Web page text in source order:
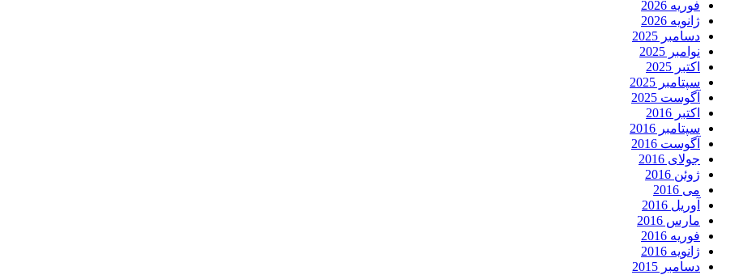
فوریه 2026
ژانویه 2026
دسامبر 2025
نوامبر 2025
اکتبر 2025
سپتامبر 2025
آگوست 2025
اکتبر 2016
سپتامبر 2016
آگوست 2016
جولای 2016
ژوئن 2016
می 2016
آوریل 2016
مارس 2016
فوریه 2016
ژانویه 2016
دسامبر 2015